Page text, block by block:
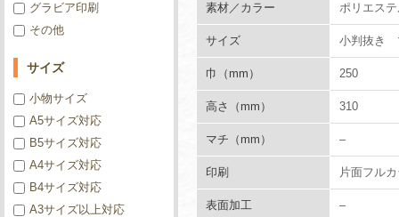
素材／カラー ポリエス
サイズ 小判抜き
巾（mm） 250
高さ（mm） 310
マチ（mm） –
印刷 片面フル
表面加工 –
グラビア印刷
その他
サイズ
小物サイズ
A5サイズ対応
B5サイズ対応
A4サイズ対応
B4サイズ対応
A3サイズ以上対応